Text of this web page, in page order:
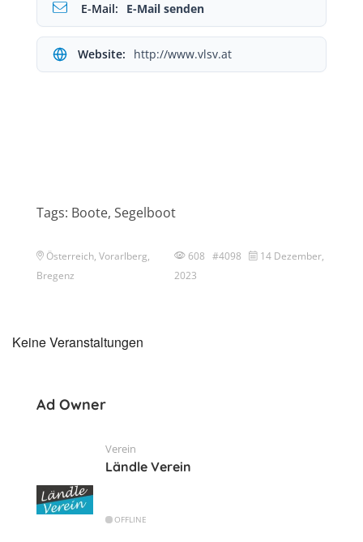
E-Mail: E-Mail senden
Website: http://www.vlsv.at
Tags: Boote, Segelboot
Österreich, Vorarlberg,
Bregenz
608 #4098
14 Dezember,
2023
Keine Veranstaltungen
Ad Owner
Verein
Ländle Verein
OFFLINE